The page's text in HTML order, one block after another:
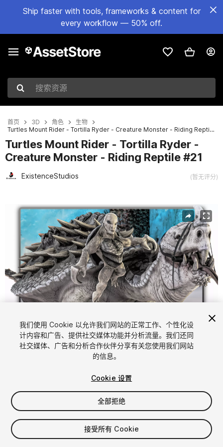
Ship faster with tools, frameworks & content for
every workflow — 50% off.
搜索资源
首页 3D 角色
生物
Turtles Mount Rider - Tortilla Ryder - Creature Monster - Riding Reptile #21
Turtles Mount Rider - Tortilla Ryder -
Creature Monster - Riding Reptile #21
ExistenceStudios (暂无评分)
当前幻灯片：1 / 19
1/19
$34.99
增值税将在结算时计算
我们使用 Cookie 以允许我们网站的正常工作、个性化设
计内容和广告、提供社交媒体功能并分析流量。我们还同
社交媒体、广告和分析合作伙伴分享有关您使用我们网站
的信息。
Cookie 设置
全部拒绝
接受所有 Cookie